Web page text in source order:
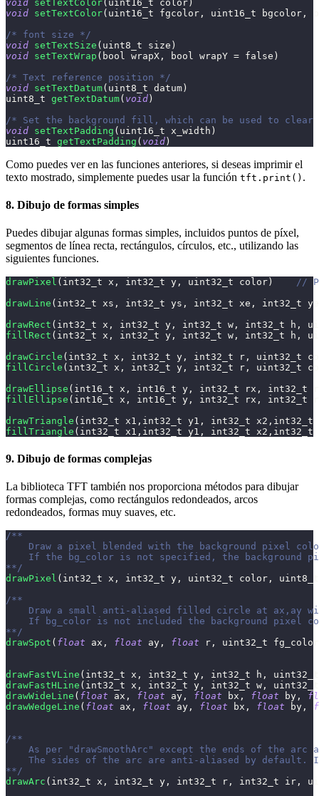
void setTextColor( uint16_t color )
void setTextColor( uint16_t fgcolor , uint16_t bgcolor ,
/* font size */
void setTextSize ( uint8_t size )
void setTextWrap ( bool wrapX , bool wrapY = false )
/* Text reference position */
void setTextDatum( uint8_t datum)
uint8_t getTextDatum( void)
/* Set the background fill, which can be used to
void setTextPadding ( uint16_t x_width )
uint16_t getTextPadding ( void)
Como puedes ver en las funciones anteriores, si deseas imprimir el
texto mostrado, simplemente puedes usar la función tft.print() .
8. Dibujo de formas simples
Puedes dibujar algunas formas simples, incluidos puntos de píxel,
segmentos de línea recta, rectángulos, círculos, etc., utilizando las
siguientes funciones.
drawPixel ( int32_t x , int32_t y , uint32_t color )
//
drawLine ( int32_t xs , int32_t ys , int32_t xe , int32_t ye
drawRect ( int32_t x , int32_t y , int32_t w , int32_t h ,
fillRect ( int32_t x , int32_t y , int32_t w , int32_t h ,
drawCircle ( int32_t x , int32_t y , int32_t r , uint32_t
fillCircle ( int32_t x , int32_t y , int32_t r , uint32_t
drawEllipse ( int16_t x , int16_t y , int32_t rx , int32_t
fillEllipse ( int16_t x , int16_t y , int32_t rx , int32_t
drawTriangle ( int32_t x1 , int32_t y1 , int32_t x2 , int32_t
fillTriangle ( int32_t x1 , int32_t y1 , int32_t x2 , int32_t
9. Dibujo de formas complejas
La biblioteca TFT también nos proporciona métodos para dibujar
formas complejas, como rectángulos redondeados, arcos
redondeados, formas muy suaves, etc.
/**
Draw a pixel blended with the background pixel
If the bg_color is not specified, the background
**/
drawPixel ( int32_t x , int32_t y , uint32_t color ,
uint8_t
/**
Draw a small anti-aliased filled circle at ax,ay
If bg_color is not included the background pixel
**/
drawSpot ( float ax , float ay , float r , uint32_t fg_color
drawFastVLine ( int32_t x , int32_t y , int32_t h ,
uint32_t
drawFastHLine ( int32_t x , int32_t y , int32_t w ,
uint32_t
drawWideLine ( float ax , float ay , float bx , float by ,
drawWedgeLine ( float ax , float ay , float bx , float by ,
/**
As per "drawSmoothArc" except the ends of the arc
The sides of the arc are anti-aliased by default.
**/
drawArc ( int32_t x , int32_t y , int32_t r , int32_t ir ,